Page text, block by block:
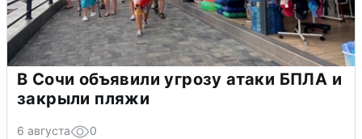
В Сочи объявили угрозу атаки БПЛА и
закрыли пляжи
6 августа 0